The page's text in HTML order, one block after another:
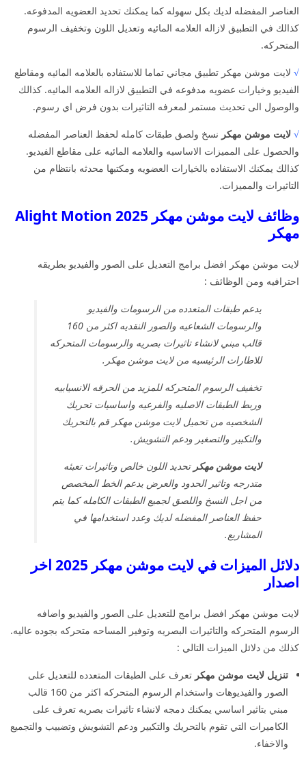
العناصر المفضله لديك بكل سهوله كما يمكنك تحديد العضويه المدفوعه.
كذالك في التطبيق لازاله العلامه المائيه وتعديل اللون وتخفيف الرسوم
المتحركه.
√ لايت موشن مهكر تطبيق مجاني تماما للاستفاده بالعلامه المائيه ومقاطع
الفيديو وخيارات عضويه مدفوعه في التطبيق لازاله العلامه المائيه. كذالك
والوصول الى تحديث مستمر لمعرفه التاثيرات بدون فرض اي رسوم.
√ لايت موشن مهكر نسخ ولصق طبقات كامله لحفظ العناصر المفضله
والحصول على المميزات الاساسيه والعلامه المائيه على مقاطع الفيديو.
كذالك يمكنك الاستفاده بالخيارات العضويه ومكتبها محدثه بانتظام من
التاثيرات والمميزات.
وظائف لايت موشن مهكر 2025 Alight Motion
مهكر
لايت موشن مهكر افضل برامج التعديل على الصور والفيديو بطريقه
احترافيه ومن الوظائف :
يدعم طبقات المتعدده من الرسومات والفيديو
والرسومات الشعاعيه والصور النقديه اكثر من 160
قالب مبني لانشاء تاثيرات بصريه والرسومات المتحركه
للاطارات الرئيسيه من لايت موشن مهكر.
تخفيف الرسوم المتحركه للمزيد من الحرقه الانسيابيه
وربط الطبقات الاصليه والفرعيه واساسيات تحريك
الشخصيه من تحميل لايت موشن مهكر قم بالتحريك
والتكبير والتصغير ودعم التشويش.
لايت موشن مهكر تحديد اللون خالص وتاثيرات تعبئه
متدرجه وتاثير الحدود والعرض يدعم الخط المخصص
من اجل النسخ واللصق لجميع الطبقات الكامله كما يتم
حفظ العناصر المفضله لديك وعدد استخدامها في
المشاريع.
دلائل الميزات في لايت موشن مهكر 2025 اخر
اصدار
لايت موشن مهكر افضل برامج للتعديل على الصور والفيديو واضافه
الرسوم المتحركه والتاثيرات البصريه وتوفير المساحه متحركه بجوده عاليه.
كذلك من دلائل الميزات التالي :
تنزيل لايت موشن مهكر تعرف على الطبقات المتعدده للتعديل على
الصور والفيديوهات واستخدام الرسوم المتحركه اكثر من 160 قالب
مبني بتاثير اساسي يمكنك دمجه لانشاء تاثيرات بصريه تعرف على
الكاميرات التي تقوم بالتحريك والتكبير ودعم التشويش وتضبيب والتجميع
والاخفاء.